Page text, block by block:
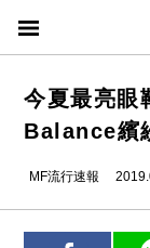
今夏最亮
Balance繽
MF流行速報